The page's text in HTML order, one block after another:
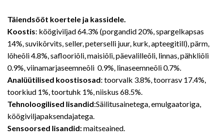
Täiendsööt koertele ja kassidele.
Koostis: köögiviljad 64.3% (porgandid 20%, spargelkapsas
14%, suvikõrvits, seller, peterselli juur, kurk, apteegitill), pärm,
lõheõli 4.8%, saflooriõli, maisiõli, päevalilleõli, linnas, pähkliõli
0.9%, viinamarjaseemneõli 0.9%, linaseemneõli 0.7%.
Analüütilised koostisosad: toorvalk 3.8%, toorrasv 17.4%,
toorkiud 1%, toortuhk 1%, niiskus 68.5%.
Tehnoloogilised lisandid:Säilitusainetega, emulgaatoriga,
köögiviljapaksendajatega.
Sensoorsed lisandid:maitseained.